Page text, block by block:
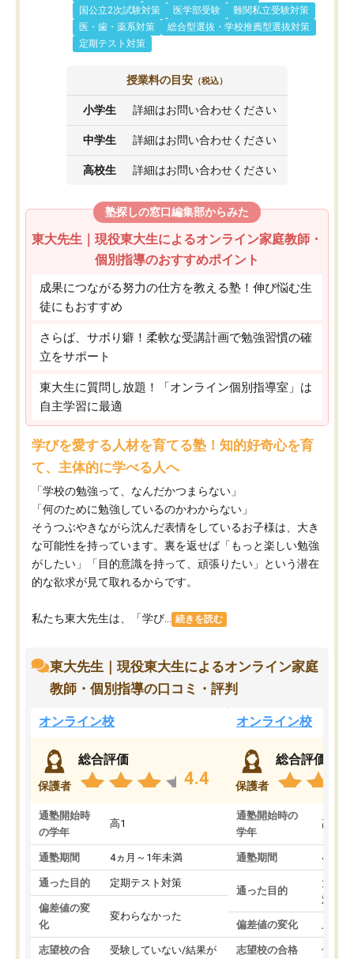
国公立2次試験対策
医学部受験
難関私立受験対策
医・歯・薬系対策
総合型選抜・学校推薦型選抜対策
定期テスト対策
授業料の目安 （税込）
小学生 詳細はお問い合わせください
中学生 詳細はお問い合わせください
高校生 詳細はお問い合わせください
塾探しの窓口編集部からみた
東大先生｜現役東大生によるオンライン家庭教師・
個別指導のおすすめポイント
成果につながる努力の仕方を教える塾！伸び悩む生
徒にもおすすめ
さらば、サボり癖！柔軟な受講計画で勉強習慣の確
立をサポート
東大生に質問し放題！「オンライン個別指導室」は
自主学習に最適
学びを愛する人材を育てる塾！知的好奇心を育
て、主体的に学べる人へ
「学校の勉強って、なんだかつまらない」
「何のために勉強しているのかわからない」
そうつぶやきながら沈んだ表情をしているお子様は、大き
な可能性を持っています。裏を返せば「もっと楽しい勉強
がしたい」「目的意識を持って、頑張りたい」という潜在
的な欲求が見て取れるからです。
私たち東大先生は、「学び... 続きを読む
東大先生｜現役東大生によるオンライン家庭
教師・個別指導の口コミ・評判
オンライン校
保護者
総合評価
4.4
通塾開始時
の学年
高1
通塾期間 4ヵ月～1年未満
通った目的 定期テスト対策
偏差値の変
化
変わらなかった
志望校の合
受験していない/結果が
オンライン校
保護者
総合評価
通塾開始時の
学年
高3
通塾期間 4ヵ月
通った目的
大学
対策
偏差値の変化
志望校の合格 合格